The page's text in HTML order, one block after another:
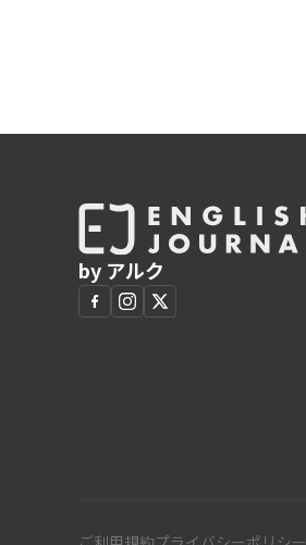
by アルク